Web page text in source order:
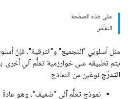
على هذه الصفحة
التقلّص
مثل أسلوبَي "التجميع" و"الترقية"، فإنّ
يتم تطبيقه على خوارزمية تعلُّم آلي
التدرّج نوعَين من النماذج:
نموذج تعلُّم آلي "ضعيف"، وهو عادةً